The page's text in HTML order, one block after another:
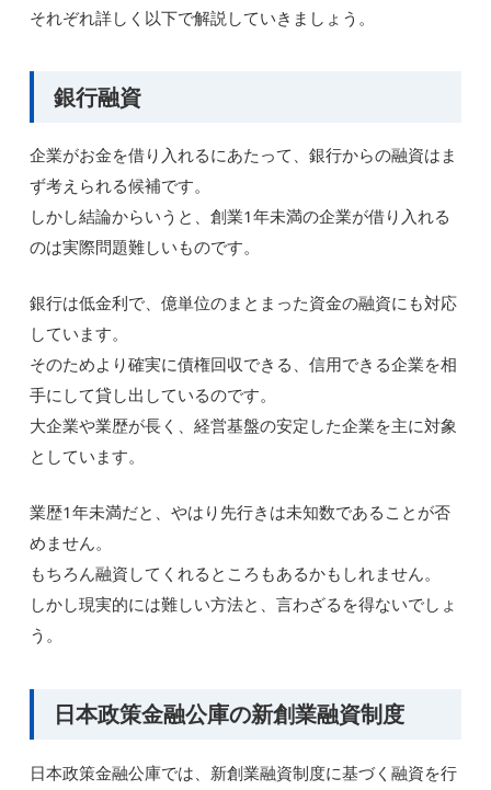
それぞれ詳しく以下で解説していきましょう。
銀行融資
企業がお金を借り入れるにあたって、銀行からの融資はま
ず考えられる候補です。
しかし結論からいうと、創業1年未満の企業が借り入れる
のは実際問題難しいものです。
銀行は低金利で、億単位のまとまった資金の融資にも対応
しています。
そのためより確実に債権回収できる、信用できる企業を相
手にして貸し出しているのです。
大企業や業歴が長く、経営基盤の安定した企業を主に対象
としています。
業歴1年未満だと、やはり先行きは未知数であることが否
めません。
もちろん融資してくれるところもあるかもしれません。
しかし現実的には難しい方法と、言わざるを得ないでしょ
う。
日本政策金融公庫の新創業融資制度
日本政策金融公庫では、新創業融資制度に基づく融資を行